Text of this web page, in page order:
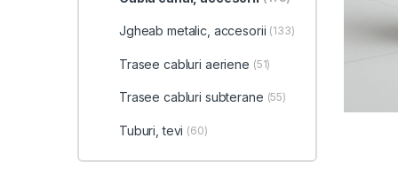
Jgheab metalic, accesorii (133)
Trasee cabluri aeriene (51)
Trasee cabluri subterane (55)
Tuburi, tevi (60)